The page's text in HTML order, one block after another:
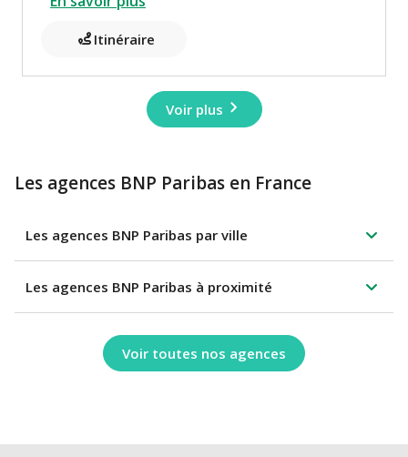
Itinéraire
Voir plus
Les agences BNP Paribas en France
Les agences BNP Paribas par ville
Les agences BNP Paribas à proximité
Voir toutes nos agences